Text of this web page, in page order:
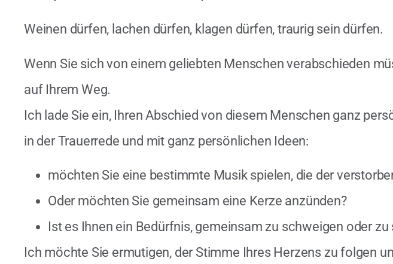
Weinen dürfen, lachen dürfen, klagen dürfen, traurig sein dürfen.
Wenn Sie sich von einem geliebten Menschen verabschieden
auf Ihrem Weg.
Ich lade Sie ein, Ihren Abschied von diesem Menschen ganz
in der Trauerrede und mit ganz persönlichen Ideen:
möchten Sie eine bestimmte Musik spielen, die der
Oder möchten Sie gemeinsam eine Kerze anzünden?
Ist es Ihnen ein Bedürfnis, gemeinsam zu schweigen oder zu
Ich möchte Sie ermutigen, der Stimme Ihres Herzens zu folgen